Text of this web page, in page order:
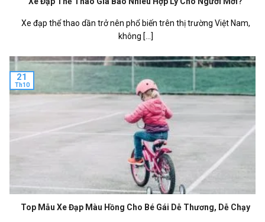
Xe đạp thể thao dần trở nên phổ biến trên thị trường Việt Nam,
không [...]
Top Mẫu Xe Đạp Màu Hồng Cho Bé Gái Dễ Thương, Dễ Chạy
21
Th10